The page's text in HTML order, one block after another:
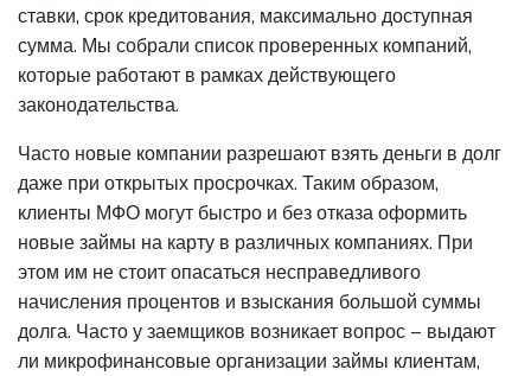
ставки, срок кредитования, максимально доступная
сумма. Мы собрали список проверенных компаний,
которые работают в рамках действующего
законодательства.
Часто новые компании разрешают взять деньги в долг
даже при открытых просрочках. Таким образом,
клиенты МФО могут быстро и без отказа оформить
новые займы на карту в различных компаниях. При
этом им не стоит опасаться несправедливого
начисления процентов и взыскания большой суммы
долга. Часто у заемщиков возникает вопрос – выдают
ли микрофинансовые организации займы клиентам,